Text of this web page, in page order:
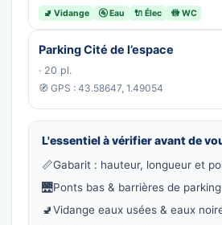
🚽 Vidange 🚰 Eau 🔌 Élec 🚻 WC
Parking Cité de l’espace
· 20 pl.
🧭 GPS : 43.58647, 1.49054
L'essentiel à vérifier avant de
📏Gabarit : hauteur, longueur et
🌉Ponts bas & barrières de
🚽Vidange eaux usées & eaux